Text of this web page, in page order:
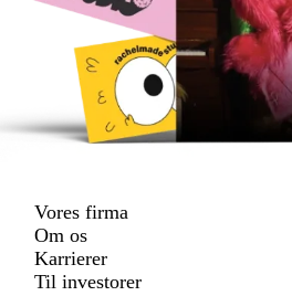
Vores firma
Om os
Karrierer
Til investorer